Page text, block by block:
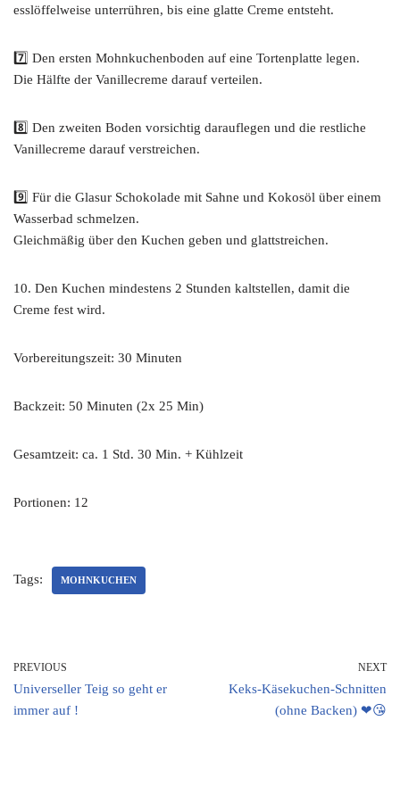
esslöffelweise unterrühren, bis eine glatte Creme entsteht.
7️⃣ Den ersten Mohnkuchenboden auf eine Tortenplatte legen.
Die Hälfte der Vanillecreme darauf verteilen.
8️⃣ Den zweiten Boden vorsichtig darauflegen und die restliche
Vanillecreme darauf verstreichen.
9️⃣ Für die Glasur Schokolade mit Sahne und Kokosöl über einem
Wasserbad schmelzen.
Gleichmäßig über den Kuchen geben und glattstreichen.
10. Den Kuchen mindestens 2 Stunden kaltstellen, damit die
Creme fest wird.
Vorbereitungszeit: 30 Minuten
Backzeit: 50 Minuten (2x 25 Min)
Gesamtzeit: ca. 1 Std. 30 Min. + Kühlzeit
Portionen: 12
Tags: MOHNKUCHEN
PREVIOUS
Universeller Teig so geht er
immer auf !
NEXT
Keks-Käsekuchen-Schnitten
(ohne Backen) ❤😘